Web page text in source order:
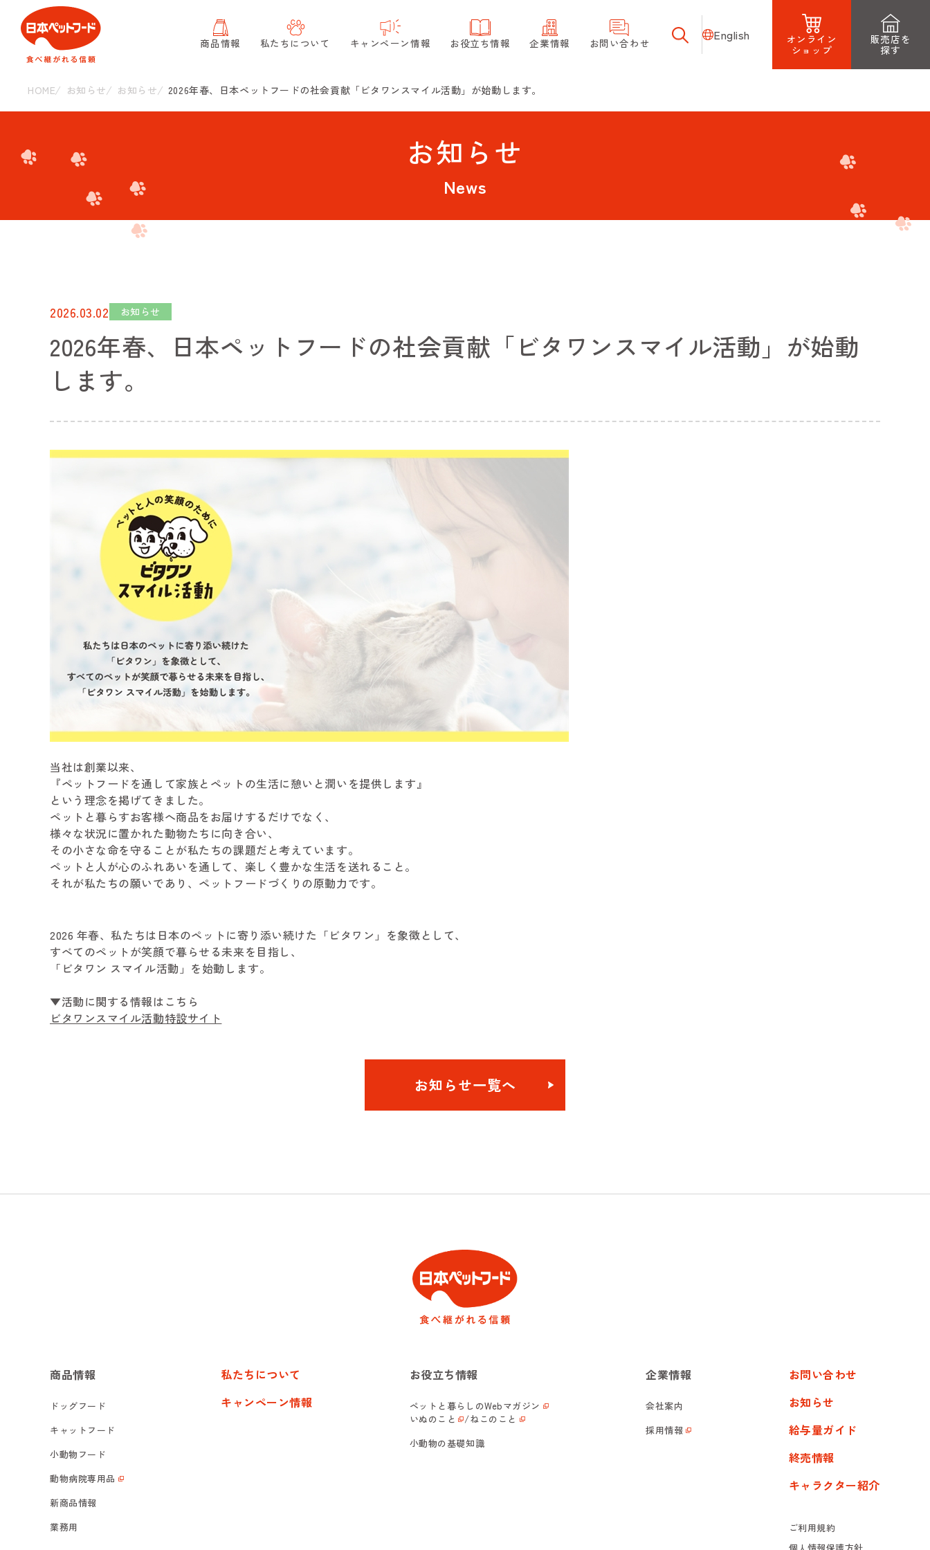
商品情報 私たちについて キャンペーン情報 お役立ち情報 企業情報 お問い合わせ English
オンライン
ショップ
販売店を
探す
HOME お知らせ お知らせ 2026年春、日本ペットフードの社会貢献「ビタワンスマイル活動」が始動します。
お知らせ
News
2026.03.02 お知らせ
2026年春、日本ペットフードの社会貢献「ビタワンスマイル活動」が始動
します。
当社は創業以来、
『ペットフードを通して家族とペットの生活に憩いと潤いを提供します』
という理念を掲げてきました。
ペットと暮らすお客様へ商品をお届けするだけでなく、
様々な状況に置かれた動物たちに向き合い、
その小さな命を守ることが私たちの課題だと考えています。
ペットと人が心のふれあいを通して、楽しく豊かな生活を送れること。
それが私たちの願いであり、ペットフードづくりの原動力です。
2026 年春、私たちは日本のペットに寄り添い続けた「ビタワン」を象徴として、
すべてのペットが笑顔で暮らせる未来を目指し、
「ビタワン スマイル活動」を始動します。
▼活動に関する情報はこちら
ビタワンスマイル活動特設サイト
お知らせ一覧へ
商品情報
ドッグフード
キャットフード
小動物フード
動物病院専用品
新商品情報
業務用
私たちについて
キャンペーン情報
お役立ち情報
ペットと暮らしのWebマガジン
いぬのこと
/ねこのこと
小動物の基礎知識
企業情報
会社案内
採用情報
お問い合わせ
お知らせ
給与量ガイド
終売情報
キャラクター紹介
ご利用規約
個人情報保護方針